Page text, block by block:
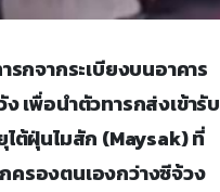
กจากระเบียงบนอาคาร
เพื่อนำตัวทารกส่งเข้ารับ
ต้ฝุ่นไมสัก (Maysak) ที่
ครองตนเองกว่างซีจ้วง